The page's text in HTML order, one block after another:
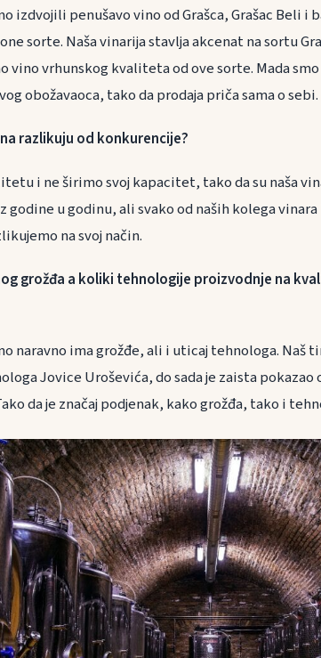
izdvojili penušavo vino od Grašca, Grašac Beli i
sorte. Naša vinarija stavlja akcenat na sortu
vino vrhunskog kvaliteta od ove sorte. Mada
obožavaoca, tako da prodaja priča sama o sebi.
razlikuju od konkurencije?
i ne širimo svoj kapacitet, tako da su naša
u godinu, ali svako od naših kolega
na svoj način.
grožđa a koliki tehnologije proizvodnje na
naravno ima grožđe, ali i uticaj tehnologa. Naš
Jovice Uroševića, do sada je zaista
da je značaj podjenak, kako grožđa, tako i